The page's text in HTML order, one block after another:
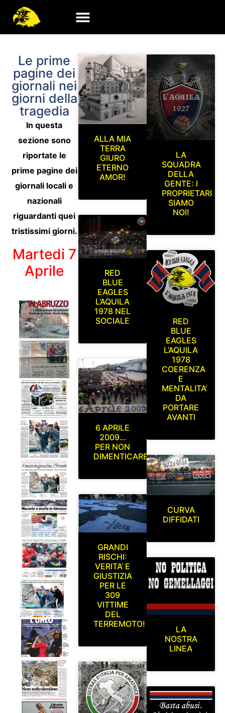
Le prime
pagine dei
giornali nei
giorni della
tragedia
In questa
sezione sono
riportate le
prime pagine dei
giornali locali e
nazionali
riguardanti quei
tristissimi giorni.
Martedi 7
Aprile
ALLA MIA
TERRA
GIURO
ETERNO
AMOR!
RED
BLUE
EAGLES
L’AQUILA
1978 NEL
SOCIALE
6 APRILE
2009…
PER NON
DIMENTICARE
GRANDI
RISCHI:
VERITA’ E
GIUSTIZIA
PER LE
309
VITTIME
DEL
TERREMOTO!
LA
SQUADRA
DELLA
GENTE: I
PROPRIETARI
SIAMO
NOI!
RED
BLUE
EAGLES
L’AQUILA
1978
COERENZA
E
MENTALITA’
DA
PORTARE
AVANTI
CURVA
DIFFIDATI
LA
NOSTRA
LINEA